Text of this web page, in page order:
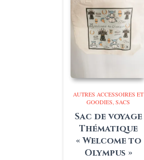
AUTRES ACCESSOIRES ET
GOODIES SACS
Sac de voyage
Thématique
« Welcome to
Olympus »